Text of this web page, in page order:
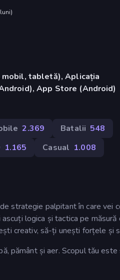
)
tabletă), Aplicația
App Store (Android)
2.369 Batalii 548
1.165 Casual 1.008
strategie palpitant în care vei
logica și tactica pe
creativ, să-ți unești forțele și
pământ și aer. Scopul tău